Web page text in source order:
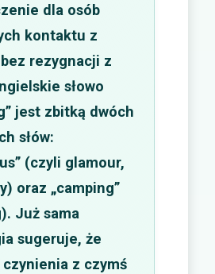
dla osób
kontaktu z
rezygnacji z
słowo
jest zbitką dwóch
słów:
(czyli glamour,
oraz „camping”
Już sama
sugeruje, że
czynienia z czymś